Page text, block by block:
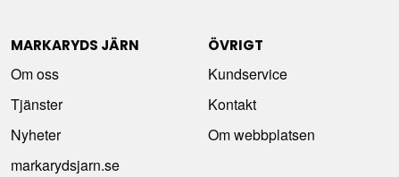
MARKARYDS JÄRN
Om oss
Tjänster
Nyheter
markarydsjarn.se
ÖVRIGT
Kundservice
Kontakt
Om webbplatsen